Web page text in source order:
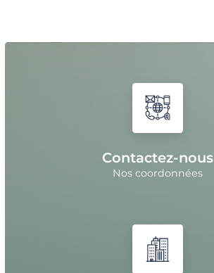
Contactez-nous
Nos coordonnées